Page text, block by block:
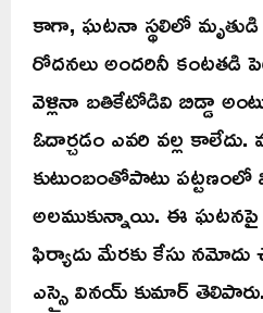
కాగా, ఘటనా స్థలిలో మృతుడి
రోదనలు అందరినీ కంటతడి
వెళ్లినా బతికేటోడివి బిడ్డా
ఓదార్చడం ఎవరి వల్ల
కుటుంబంతోపాటు
అలముకున్నాయి. ఈ ఘటనపై
ఫిర్యాదు మేరకు కేసు నమోదు
ఎస్సై వినయ్ కుమార్ తెలిపారు.